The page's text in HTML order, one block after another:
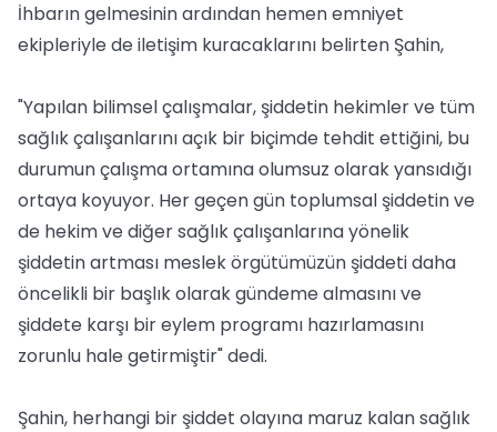
İhbarın gelmesinin ardından hemen emniyet
ekipleriyle de iletişim kuracaklarını belirten Şahin,
"Yapılan bilimsel çalışmalar, şiddetin hekimler ve tüm
sağlık çalışanlarını açık bir biçimde tehdit ettiğini, bu
durumun çalışma ortamına olumsuz olarak yansıdığı
ortaya koyuyor. Her geçen gün toplumsal şiddetin ve
de hekim ve diğer sağlık çalışanlarına yönelik
şiddetin artması meslek örgütümüzün şiddeti daha
öncelikli bir başlık olarak gündeme almasını ve
şiddete karşı bir eylem programı hazırlamasını
zorunlu hale getirmiştir" dedi.
Şahin, herhangi bir şiddet olayına maruz kalan sağlık